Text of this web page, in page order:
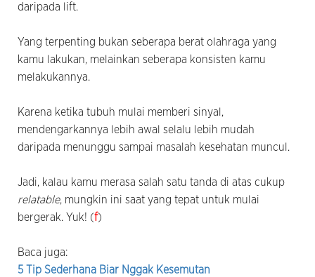
daripada lift.
Yang terpenting bukan seberapa berat olahraga yang
kamu lakukan, melainkan seberapa konsisten kamu
melakukannya.
Karena ketika tubuh mulai memberi sinyal,
mendengarkannya lebih awal selalu lebih mudah
daripada menunggu sampai masalah kesehatan muncul.
Jadi, kalau kamu merasa salah satu tanda di atas cukup
relatable, mungkin ini saat yang tepat untuk mulai
bergerak. Yuk! (f)
Baca juga:
5 Tip Sederhana Biar Nggak Kesemutan